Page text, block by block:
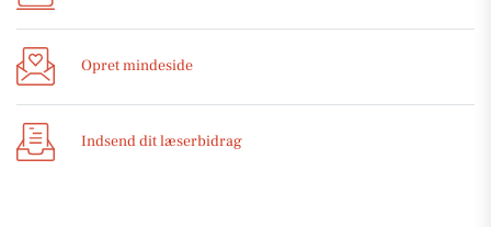
Opret mindeside
Indsend dit læserbidrag